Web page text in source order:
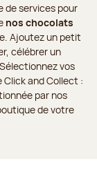
de services pour
nos chocolats
Ajoutez un petit
célébrer un
vos
and Collect :
par nos
de votre